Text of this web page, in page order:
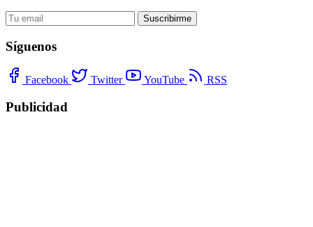
Suscribirme
Síguenos
Facebook Twitter YouTube RSS
Publicidad